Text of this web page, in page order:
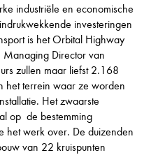
industriële en economische
investeringen
is het Orbital Highway
Managing Director van
zullen maar liefst 2.168
het terrein waar ze worden
Het zwaarste
op de bestemming
het werk over. De duizenden
van 22 kruispunten